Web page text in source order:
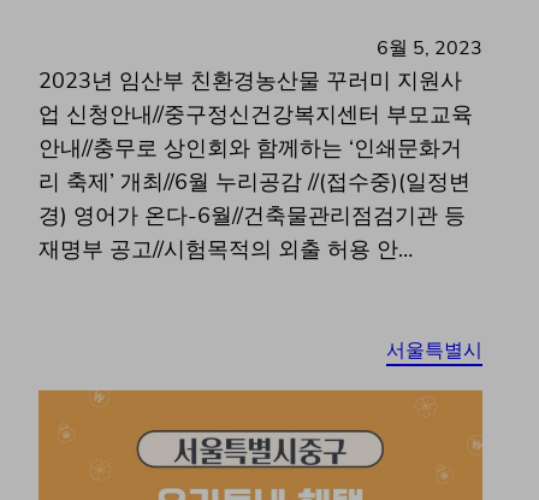
6월 5, 2023
2023년 임산부 친환경농산물 꾸러미 지원사
업 신청안내//중구정신건강복지센터 부모교육
안내//충무로 상인회와 함께하는 ‘인쇄문화거
리 축제’ 개최//6월 누리공감 //(접수중)(일정변
경) 영어가 온다-6월//건축물관리점검기관 등
재명부 공고//시험목적의 외출 허용 안…
서울특별시